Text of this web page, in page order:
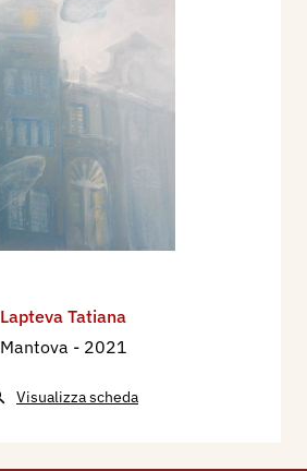
Lapteva Tatiana
Mantova - 2021
Visualizza scheda